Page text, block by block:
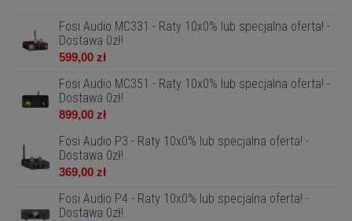
Fosi Audio MC331 - Raty 10x0% lub specjalna oferta! -
Dostawa 0zł!
599,00 zł
Fosi Audio MC351 - Raty 10x0% lub specjalna oferta! -
Dostawa 0zł!
899,00 zł
Fosi Audio P3 - Raty 10x0% lub specjalna oferta! -
Dostawa 0zł!
369,00 zł
Fosi Audio P4 - Raty 10x0% lub specjalna oferta! -
Dostawa 0zł!